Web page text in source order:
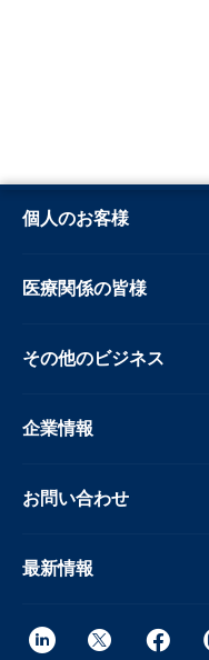
個人のお客様
医療関係の皆様
その他のビジネス
企業情報
お問い合わせ
最新情報